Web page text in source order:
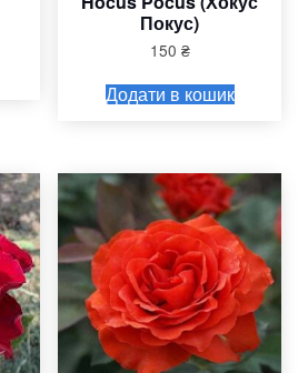
Покус)
150 ₴
Додати в кошик